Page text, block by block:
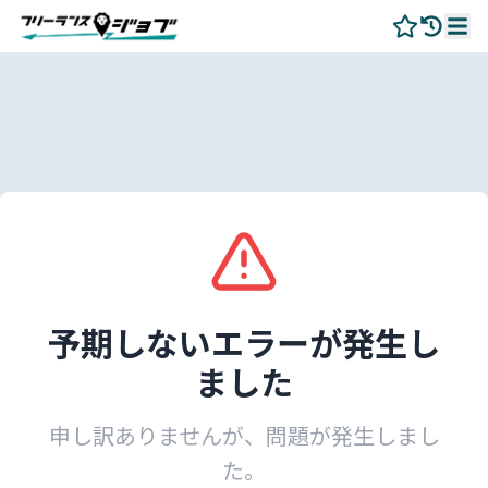
予期しないエラーが発生し
ました
申し訳ありませんが、問題が発生しまし
た。